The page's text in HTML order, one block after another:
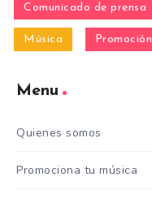
Comunicado de prensa
Música Promoción
Menu
Quienes somos
Promociona tu música